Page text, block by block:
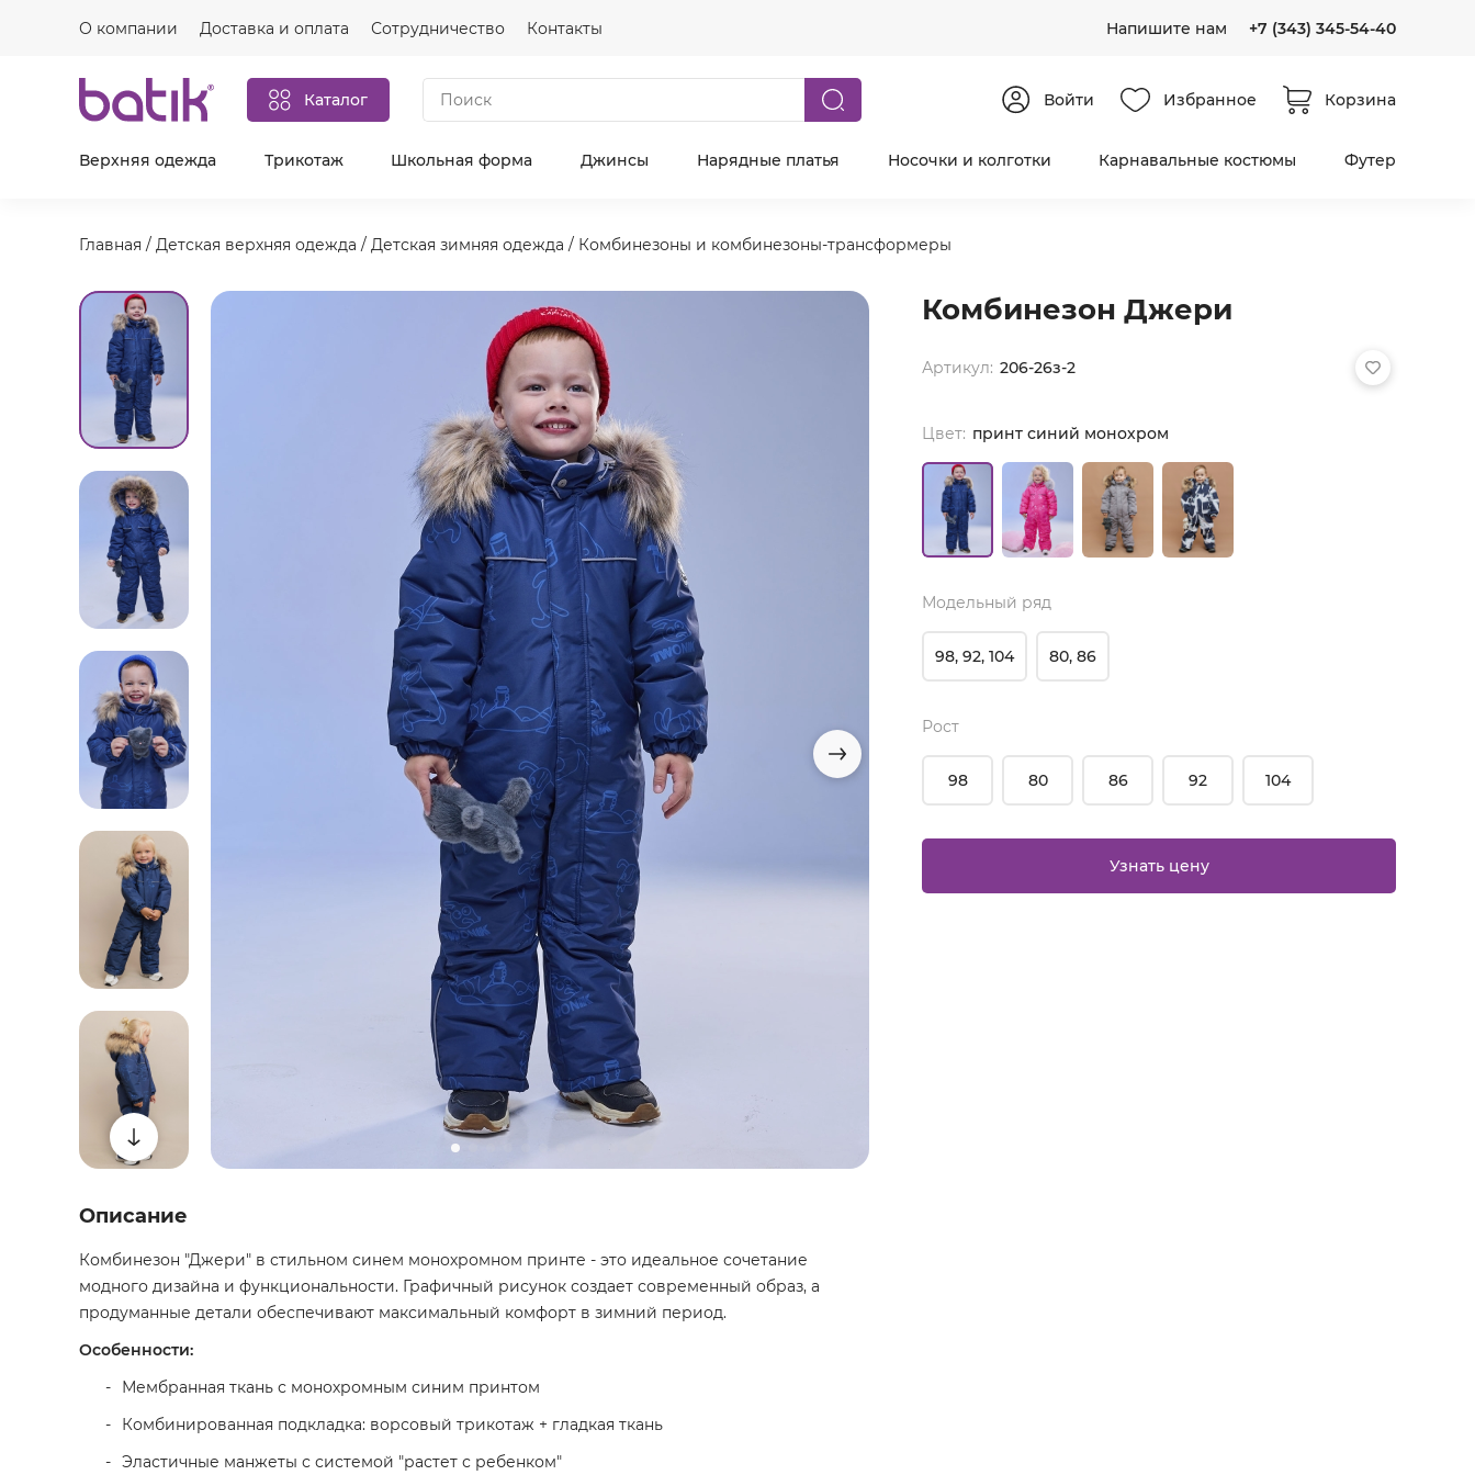
О компании Доставка и оплата Сотрудничество Контакты Напишите нам +7 (343) 345-54-40
Каталог Войти Избранное Корзина
Верхняя одежда Трикотаж Школьная форма Джинсы Нарядные платья Носочки и колготки Карнавальные костюмы Футер
Главная / Детская верхняя одежда / Детская зимняя одежда / Комбинезоны и комбинезоны-трансформеры
Комбинезон Джери
Артикул: 206-26з-2
Цвет: принт синий монохром
Модельный ряд
98, 92, 104 80, 86
Рост
98 80 86 92 104
Узнать цену
Описание
Комбинезон "Джери" в стильном синем монохромном принте - это идеальное сочетание
модного дизайна и функциональности. Графичный рисунок создает современный образ, а
продуманные детали обеспечивают максимальный комфорт в зимний период.
Особенности:
Мембранная ткань с монохромным синим принтом
Комбинированная подкладка: ворсовый трикотаж + гладкая ткань
Эластичные манжеты с системой "растет с ребенком"